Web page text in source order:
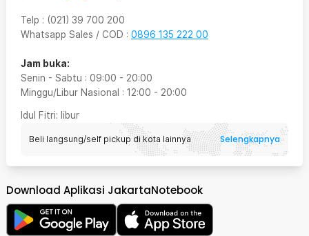
Telp : (021) 39 700 200
Whatsapp Sales / COD : 0896 135 222 00
Jam buka:
Senin - Sabtu : 09:00 - 20:00
Minggu/Libur Nasional : 12:00 - 20:00
Idul Fitri: libur
Beli langsung/self pickup di kota lainnya Selengkapnya
Download Aplikasi JakartaNotebook